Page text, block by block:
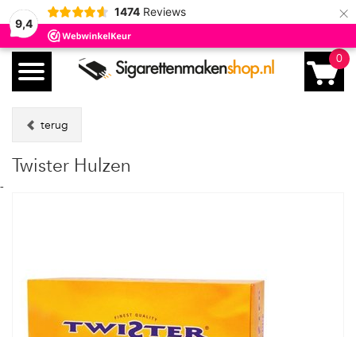
9,4
1474 Reviews ×
0
terug
Twister Hulzen
-